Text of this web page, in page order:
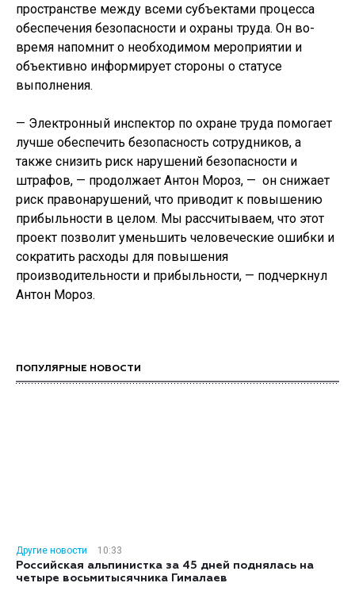
пространстве между всеми субъектами процесса
обеспечения безопасности и охраны труда. Он во-
время напомнит о необходимом мероприятии и
объективно информирует стороны о статусе
выполнения.
— Электронный инспектор по охране труда помогает
лучше обеспечить безопасность сотрудников, а
также снизить риск нарушений безопасности и
штрафов, — продолжает Антон Мороз, — он снижает
риск правонарушений, что приводит к повышению
прибыльности в целом. Мы рассчитываем, что этот
проект позволит уменьшить человеческие ошибки и
сократить расходы для повышения
производительности и прибыльности, — подчеркнул
Антон Мороз.
ПОПУЛЯРНЫЕ НОВОСТИ
Другие новости
10:33
Российская альпинистка за 45 дней поднялась на
четыре восьмитысячника Гималаев